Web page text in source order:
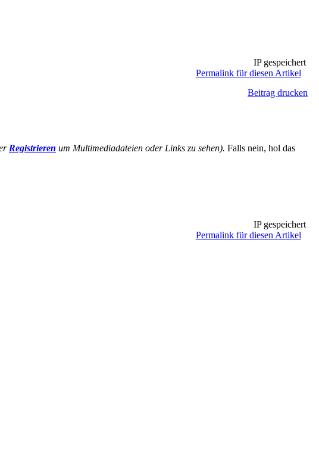
IP gespeichert
Permalink für diesen Artikel
Beitrag drucken
Registrieren um Multimediadateien oder Links zu sehen). Falls nein, hol das
IP gespeichert
Permalink für diesen Artikel